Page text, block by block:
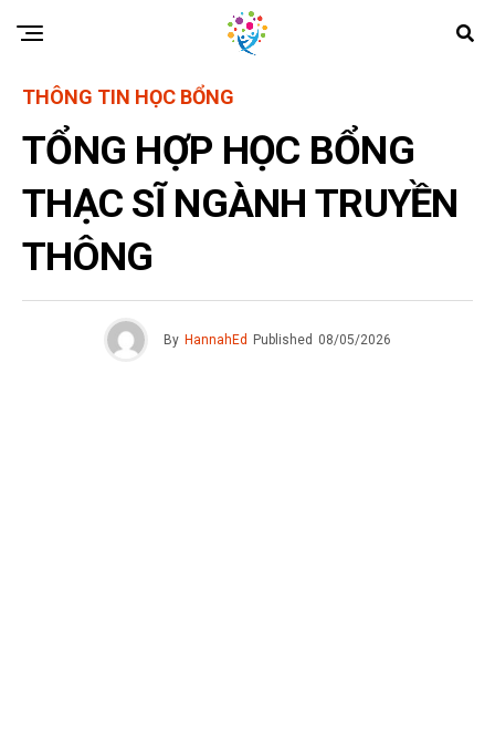
THÔNG TIN HỌC BỔNG
TỔNG HỢP HỌC BỔNG
THẠC SĨ NGÀNH TRUYỀN
THÔNG
By HannahEd Published 08/05/2026